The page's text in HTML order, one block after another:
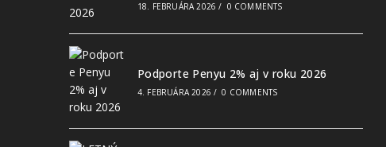
18. FEBRUÁRA 2026 / 0 COMMENTS
Podporte Penyu 2% aj v roku 2026
4. FEBRUÁRA 2026 / 0 COMMENTS